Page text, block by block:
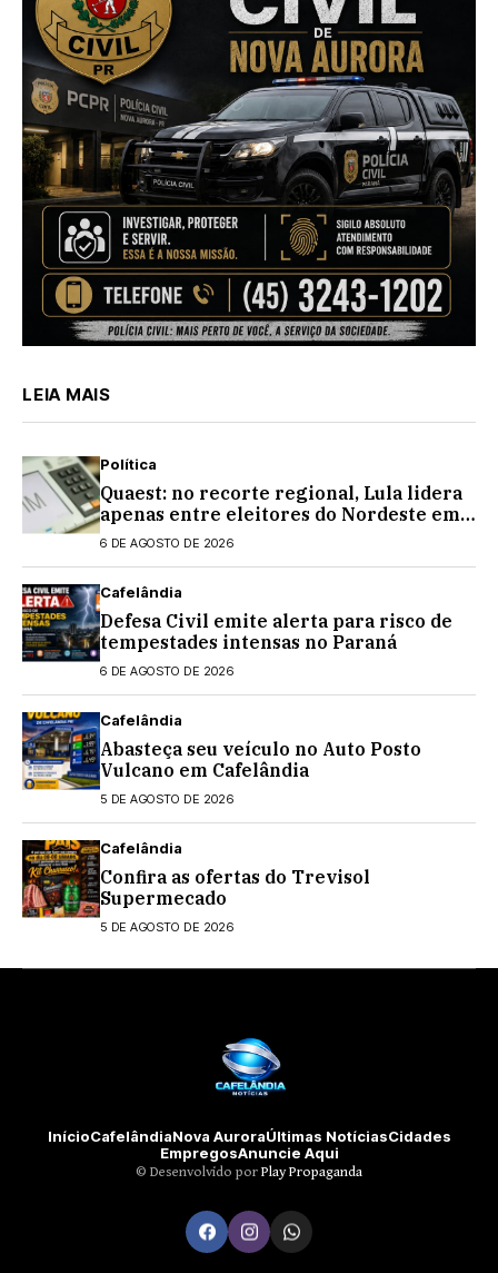
LEIA MAIS
Política
Quaest: no recorte regional, Lula lidera
apenas entre eleitores do Nordeste em
eventual 2º turno contra Flávio
6 DE AGOSTO DE 2026
Cafelândia
Defesa Civil emite alerta para risco de
tempestades intensas no Paraná
6 DE AGOSTO DE 2026
Cafelândia
Abasteça seu veículo no Auto Posto
Vulcano em Cafelândia
5 DE AGOSTO DE 2026
Cafelândia
Confira as ofertas do Trevisol
Supermecado
5 DE AGOSTO DE 2026
InícioCafelândiaNova AuroraÚltimas NotíciasCidades
EmpregosAnuncie Aqui
©️ Desenvolvido por Play Propaganda